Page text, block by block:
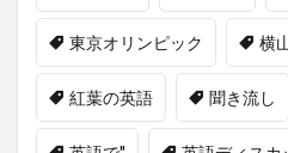
東京オリンピック 横
紅葉の英語 聞き流し